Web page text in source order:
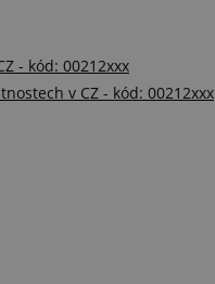
- kód: 00212xxx
v CZ - kód: 00212xxx